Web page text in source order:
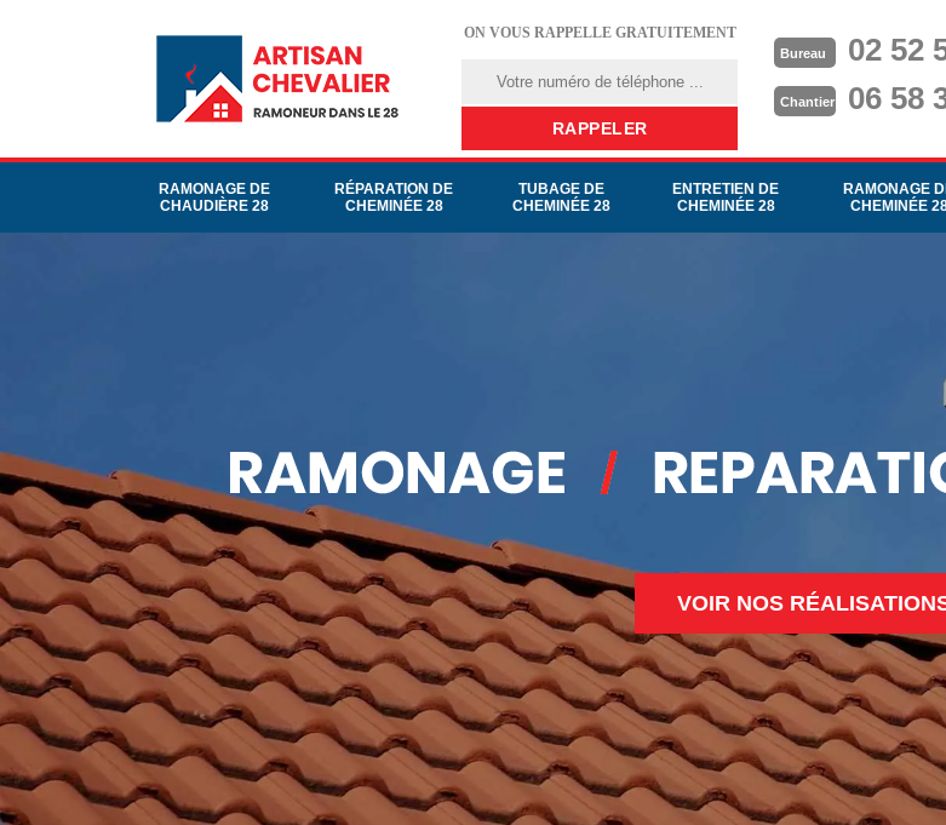
ON VOUS RAPPELLE GRATUITEMENT
Bureau 02 52
Chantier 06 58
RAMONAGE DE
CHAUDIÈRE 28
RÉPARATION DE
CHEMINÉE 28
TUBAGE DE
CHEMINÉE 28
ENTRETIEN DE
CHEMINÉE 28
RAMONAGE
CHEMINÉE
VOIR NOS